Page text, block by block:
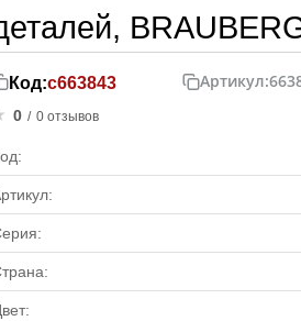
Код:с663843 Артикул:
0 / 0 отзывов